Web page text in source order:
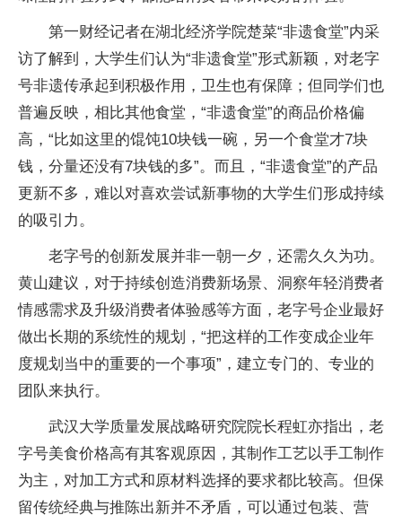
第一财经记者在湖北经济学院楚菜“非遗食堂”内采
访了解到，大学生们认为“非遗食堂”形式新颖，对老字
号非遗传承起到积极作用，卫生也有保障；但同学们也
普遍反映，相比其他食堂，“非遗食堂”的商品价格偏
高，“比如这里的馄饨10块钱一碗，另一个食堂才7块
钱，分量还没有7块钱的多”。而且，“非遗食堂”的产品
更新不多，难以对喜欢尝试新事物的大学生们形成持续
的吸引力。
老字号的创新发展并非一朝一夕，还需久久为功。
黄山建议，对于持续创造消费新场景、洞察年轻消费者
情感需求及升级消费者体验感等方面，老字号企业最好
做出长期的系统性的规划，“把这样的工作变成企业年
度规划当中的重要的一个事项”，建立专门的、专业的
团队来执行。
武汉大学质量发展战略研究院院长程虹亦指出，老
字号美食价格高有其客观原因，其制作工艺以手工制作
为主，对加工方式和原材料选择的要求都比较高。但保
留传统经典与推陈出新并不矛盾，可以通过包装、营